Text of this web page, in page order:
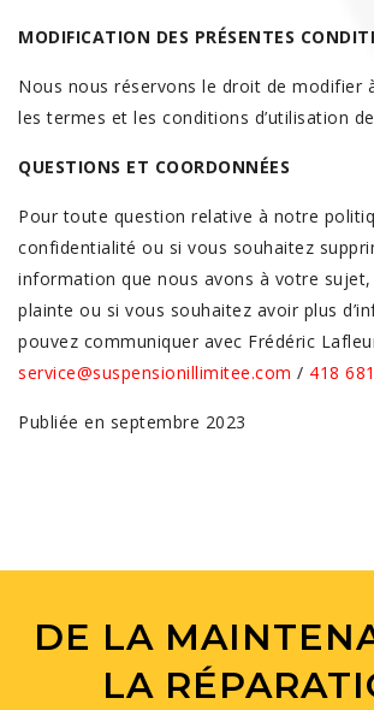
MODIFICATION DES PRÉSENTES
Nous nous réservons le droit de modifier
les termes et les conditions d’utilisation
QUESTIONS ET COORDONNÉES
Pour toute question relative à notre
confidentialité ou si vous souhaitez
information que nous avons à votre sujet,
plainte ou si vous souhaitez avoir plus
pouvez communiquer avec Frédéric
service@suspensionillimitee.com / 418
Publiée en septembre 2023
DE LA
LA